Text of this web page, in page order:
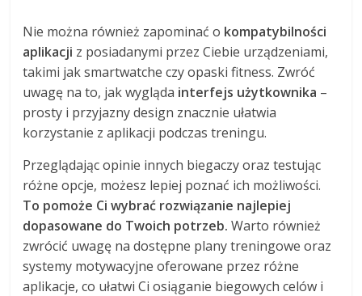
Nie można również zapominać o kompatybilności
aplikacji z posiadanymi przez Ciebie urządzeniami,
takimi jak smartwatche czy opaski fitness. Zwróć
uwagę na to, jak wygląda interfejs użytkownika –
prosty i przyjazny design znacznie ułatwia
korzystanie z aplikacji podczas treningu.
Przeglądając opinie innych biegaczy oraz testując
różne opcje, możesz lepiej poznać ich możliwości.
To pomoże Ci wybrać rozwiązanie najlepiej
dopasowane do Twoich potrzeb. Warto również
zwrócić uwagę na dostępne plany treningowe oraz
systemy motywacyjne oferowane przez różne
aplikacje, co ułatwi Ci osiąganie biegowych celów i